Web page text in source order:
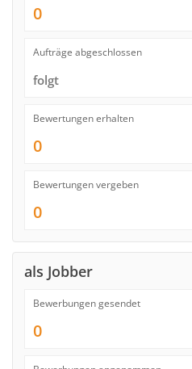
0
Aufträge abgeschlossen
folgt
Bewertungen erhalten
0
Bewertungen vergeben
0
als Jobber
Bewerbungen gesendet
0